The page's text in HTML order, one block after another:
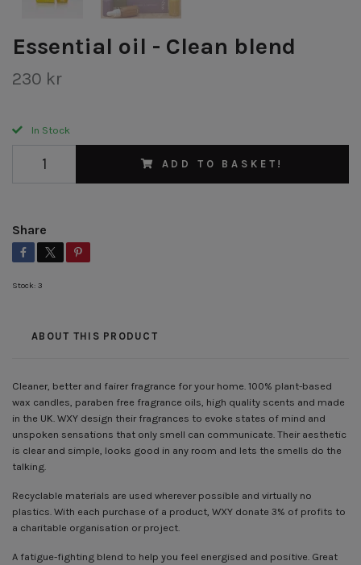
Essential oil - Clean blend
230 kr
In Stock
ADD TO BASKET!
Share
Stock: 3
ABOUT THIS PRODUCT
Cleaner, better and fairer fragrance for your home. 100% plant-based
wax candles, paraben free fragrance oils, high quality scents and made
in the UK. WXY design their fragrances to evoke states of mind and
unspoken sensations that only smell can communicate. Their aesthetic
is clear and simple, looks good in any room and lets the smells do the
talking.
Recyclable materials are used wherever possible and virtually no
plastics. With each purchase of a product, WXY donate 3% of profits to
a charitable organisation or project.
A fatigue-fighting blend to help you feel energised and positive. Great